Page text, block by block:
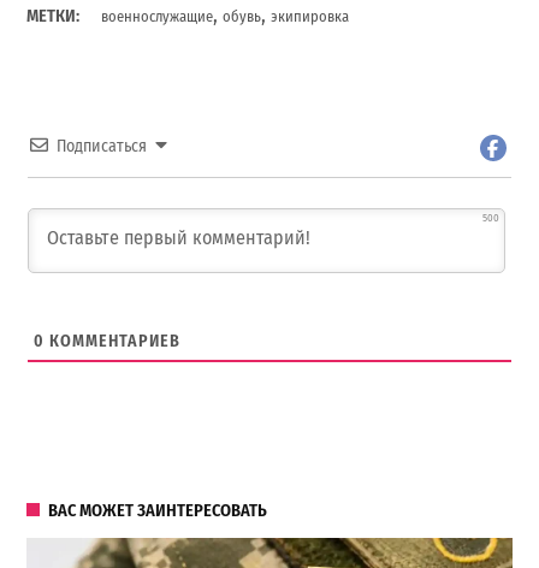
МЕТКИ: военнослужащие,обувь,экипировка
Подписаться
500
0 КОММЕНТАРИЕВ
ВАС МОЖЕТ ЗАИНТЕРЕСОВАТЬ